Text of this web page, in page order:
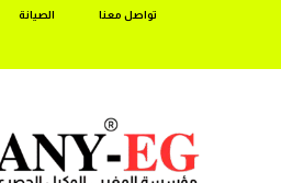
تواصل معنا الصيانة